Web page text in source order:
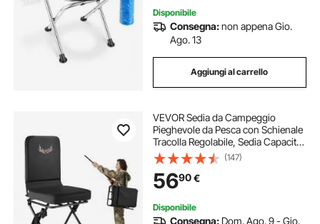
Disponibile
Consegna:non appena Gio.
Ago. 13
Aggiungi al carrello
VEVOR Sedia da Campeggio
Pieghevole da Pesca con Schienale
Tracolla Regolabile, Sedia Capacità
di Carico 136 kg, Sgabello da
Caccia Rotazione Silenziosa a 360°
per Picnic, Esterno, Nero
(147)
5690€
Disponibile
Consegna: Dom. Ago. 9 - Gio.